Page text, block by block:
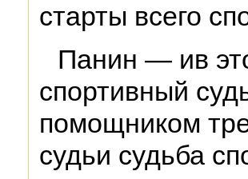
старты всего
Панин — ив
спортивный
помощником
судьи судьба